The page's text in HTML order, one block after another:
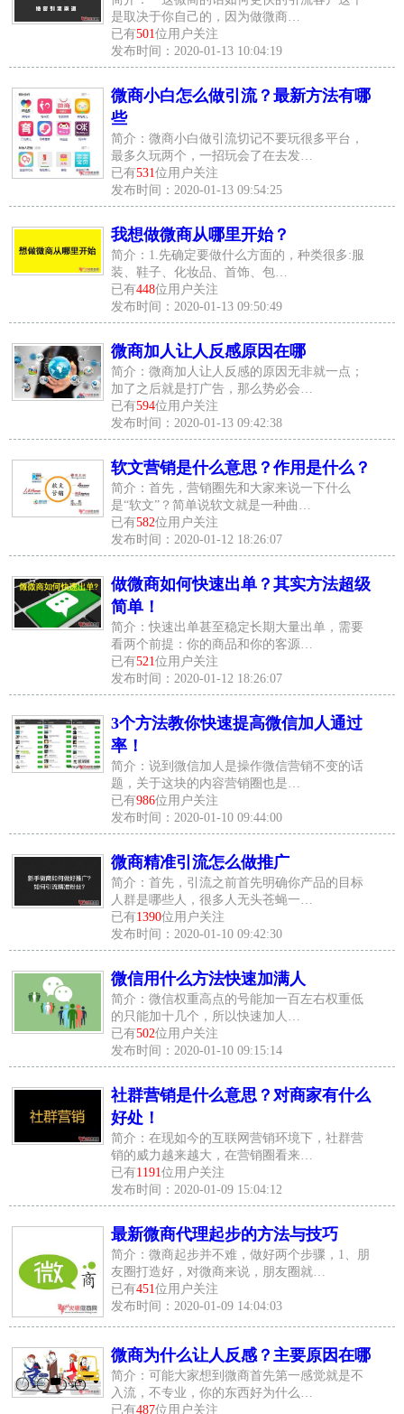
是取决于你自己的，因为做微商…
已有501 位用户关注
发布时间：2020-01-13 10:04:19
微商小白怎么做引流？最新方法有哪
些
简介：微商小白做引流切记不要玩很多平台，
最多久玩两个，一招玩会了在去发…
已有531 位用户关注
发布时间：2020-01-13 09:54:25
我想做微商从哪里开始？
简介：1.先确定要做什么方面的，种类很多:服
装、鞋子、化妆品、首饰、包…
已有448位用户关注
发布时间：2020-01-13 09:50:49
微商加人让人反感原因在哪
简介：微商加人让人反感的原因无非就一点；
加了之后就是打广告，那么势必会…
已有594位用户关注
发布时间：2020-01-13 09:42:38
软文营销是什么意思？作用是什么？
简介：首先，营销圈先和大家来说一下什么
是“软文”？简单说软文就是一种曲…
已有582位用户关注
发布时间：2020-01-12 18:26:07
做微商如何快速出单？其实方法超级
简单！
简介：快速出单甚至稳定长期大量出单，需要
看两个前提：你的商品和你的客源…
已有521 位用户关注
发布时间：2020-01-12 18:26:07
3个方法教你快速提高微信加人通过
率！
简介：说到微信加人是操作微信营销不变的话
题，关于这块的内容营销圈也是…
已有986位用户关注
发布时间：2020-01-10 09:44:00
微商精准引流怎么做推广
简介：首先，引流之前首先明确你产品的目标
人群是哪些人，很多人无头苍蝇一…
已有1390位用户关注
发布时间：2020-01-10 09:42:30
微信用什么方法快速加满人
简介：微信权重高点的号能加一百左右权重低
的只能加十几个，所以快速加人…
已有502位用户关注
发布时间：2020-01-10 09:15:14
社群营销是什么意思？对商家有什么
好处！
简介：在现如今的互联网营销环境下，社群营
销的威力越来越大，在营销圈看来…
已有1191 位用户关注
发布时间：2020-01-09 15:04:12
最新微商代理起步的方法与技巧
简介：微商起步并不难，做好两个步骤，1、朋
友圈打造好，对微商来说，朋友圈就…
已有451 位用户关注
发布时间：2020-01-09 14:04:03
微商为什么让人反感？主要原因在哪
简介：可能大家想到微商首先第一感觉就是不
入流，不专业，你的东西好为什么…
已有487位用户关注